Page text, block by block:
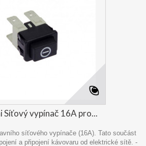
Síťový vypínač 16A pro...
síťového vypínače (16A). Tato součást
a připojení kávovaru od elektrické sítě. -